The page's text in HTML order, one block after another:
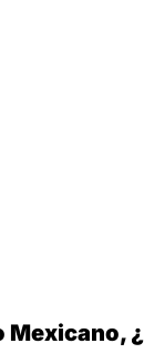
Mexicano,